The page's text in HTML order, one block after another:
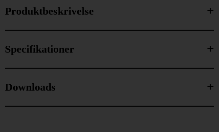
Produktbeskrivelse
Specifikationer
Downloads